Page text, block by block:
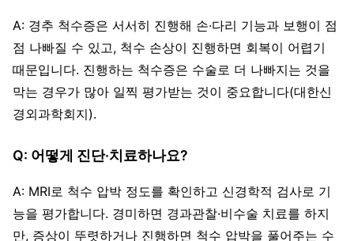
A: 경추 척수증은 서서히 진행해 손·다리 기능과 보행이 점
점 나빠질 수 있고, 척수 손상이 진행하면 회복이 어렵기
때문입니다. 진행하는 척수증은 수술로 더 나빠지는 것을
막는 경우가 많아 일찍 평가받는 것이 중요합니다(대한신
경외과학회지).
Q: 어떻게 진단·치료하나요?
A: MRI로 척수 압박 정도를 확인하고 신경학적 검사로 기
능을 평가합니다. 경미하면 경과관찰·비수술 치료를 하지
만, 증상이 뚜렷하거나 진행하면 척수 압박을 풀어주는 수